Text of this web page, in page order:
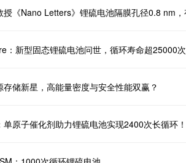
：新型固态锂硫电池问世，循环寿命超25000次
储新星，高能量密度与安全性能双赢？
原子催化剂助力锂硫电池实现2400次长循环！